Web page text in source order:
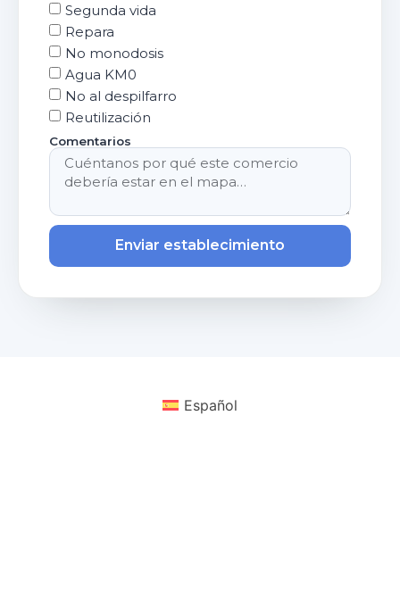
Segunda vida
Repara
No monodosis
Agua KM0
No al despilfarro
Reutilización
Comentarios
Enviar establecimiento
Español